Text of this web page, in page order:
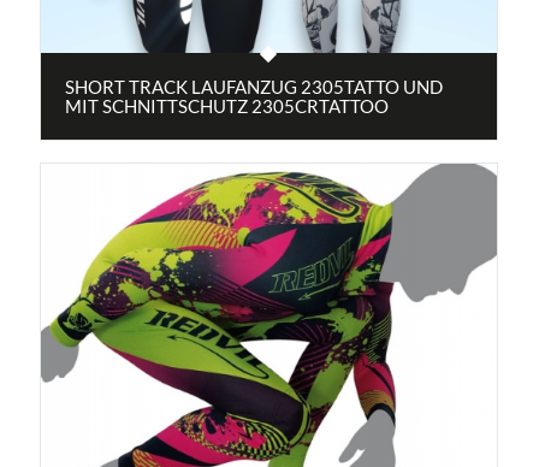
SHORT TRACK LAUFANZUG 2305TATTO UND
MIT SCHNITTSCHUTZ 2305CRTATTOO